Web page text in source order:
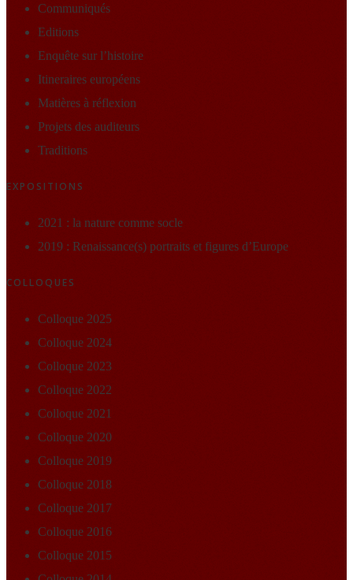
Communiqués
Editions
Enquête sur l’histoire
Itineraires européens
Matières à réflexion
Projets des auditeurs
Traditions
EXPOSITIONS
2021 : la nature comme socle
2019 : Renaissance(s) portraits et figures d’Europe
COLLOQUES
Colloque 2025
Colloque 2024
Colloque 2023
Colloque 2022
Colloque 2021
Colloque 2020
Colloque 2019
Colloque 2018
Colloque 2017
Colloque 2016
Colloque 2015